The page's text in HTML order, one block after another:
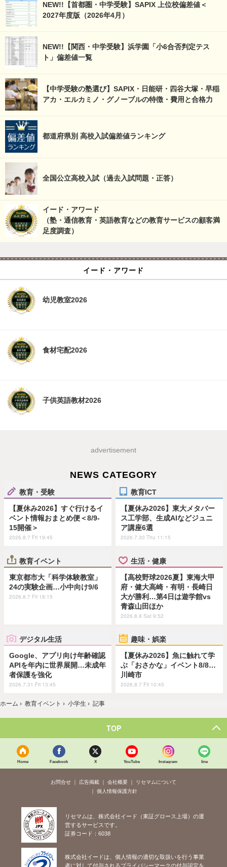
NEW!!【首都圏・中学受験】SAPIX 上位校偏差値＜
2027年度版（2026年4月）
NEW!!【関西・中学受験】浜学園「小6合否判定テス
ト」偏差値一覧
【中学受験の塾選び】SAPIX・日能研・四谷大塚・早稲
アカ・エルカミノ・グノーブルの特徴・費用と合格力
都道府県別 高校入試偏差値ランキング
全国公立高校入試（過去入試問題・正答）
イード・アワード
（塾・通信教育・英語教育などの教育サービスの顧客満
足度調査）
イード・アワード
幼児教室2026
食材宅配2026
子供英語教材2026
advertisement
NEWS CATEGORY
教育・受験
【夏休み2026】すぐ行けるイ
ベント情報おまとめ便＜8/9-
15開催＞
2026.8.7 Fri 19:45
教育ICT
【夏休み2026】東大メタバー
ス工学部、生成AIなどジュニ
ア講座6選
2026.7.30 Thu 11:15
教育イベント
東京都市大「科学体験教室」
24の実験企画…小中向け9/6
2026.8.7 Fri 18:15
生活・健康
【高校野球2026夏】東海大甲
府・健大高崎・有明・長崎日
大が勝利…第4日は遊学館vs
青森山田ほか
2026.8.8 Sat 9:52
デジタル生活
Google、アプリ向け年齢確認
APIを年内に世界展開…未成年
者保護を強化
2026.7.31 Fri 13:45
趣味・娯楽
【夏休み2026】魚に触れて学
ぶ「おさかな」イベント8/8…
川崎市
2026.8.7 Fri 10:45
ホーム › 教育イベント › 小学生 › 記事
TOP
Home Facebook X YouTube Instagram line
お問合せ 広告掲載 会社概要
リセマムについて
個人情報保護方針
リセマムは、株式会社イード（東証グロース上場）の運
営するサービスです。
証券コード：6038
株式会社イードは、個人情報の適切な取扱いを行う事業
者に対して付与されるプライバシーマークの付与認定を